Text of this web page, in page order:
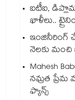
ఐటీఐ,
ఖాళీలు..
ఇంజినీరింగ్
నెలకు మంచి
Mahesh
నమ్రత ప్రేమ
ఫ్యాన్స్